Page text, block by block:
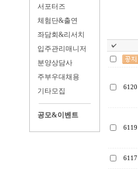
서포터즈
체험단&출연
좌담회&리서치
입주관리매니저
분양상담사
주부우대채용
기타모집
공모&이벤트
6120
6119
6117